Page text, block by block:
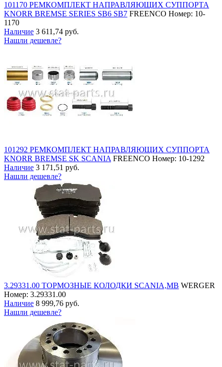
101170 РЕМКОМПЛЕКТ НАПРАВЛЯЮЩИХ СУППОРТА
KNORR BREMSE SERIES SB6 SB7 FREENCO Номер: 10-
1170
Наличие 3 611,74 руб.
Нашли дешевле?
101292 РЕМКОМПЛЕКТ НАПРАВЛЯЮЩИХ СУППОРТА
KNORR BREMSE SK SCANIA FREENCO Номер: 10-1292
Наличие 3 171,51 руб.
Нашли дешевле?
3.29331.00 ТОРМОЗНЫЕ КОЛОДКИ SCANIA,MB WERGER
Номер: 3.29331.00
Наличие 8 999,76 руб.
Нашли дешевле?